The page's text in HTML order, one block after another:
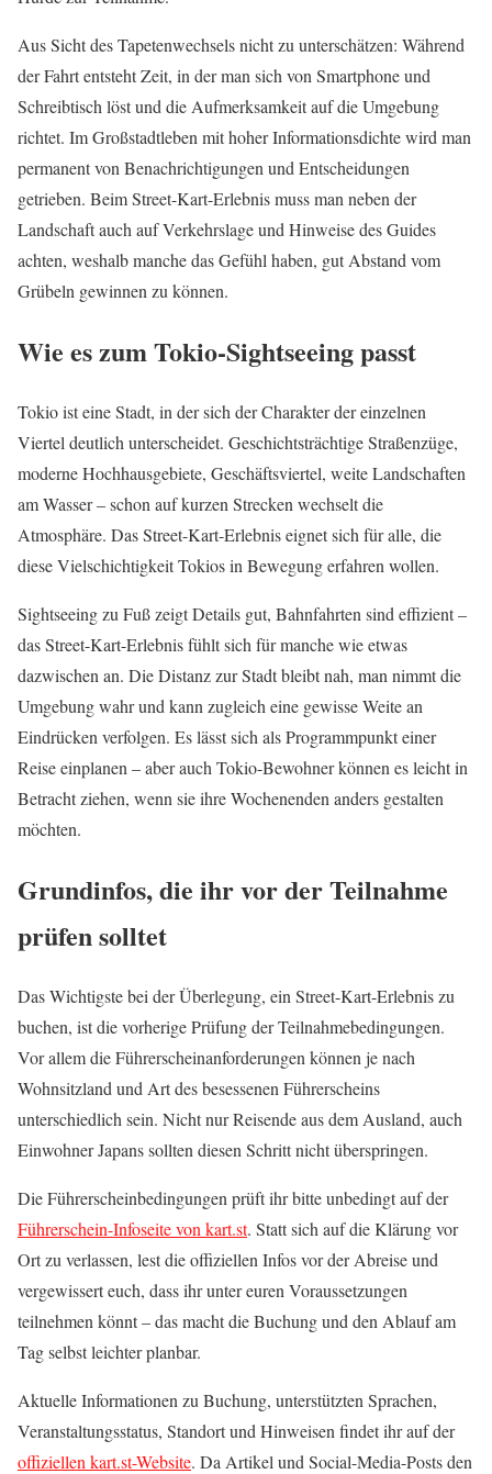
Aus Sicht des Tapetenwechsels nicht zu unterschätzen: Während
der Fahrt entsteht Zeit, in der man sich von Smartphone und
Schreibtisch löst und die Aufmerksamkeit auf die Umgebung
richtet. Im Großstadtleben mit hoher Informationsdichte wird man
permanent von Benachrichtigungen und Entscheidungen
getrieben. Beim Street-Kart-Erlebnis muss man neben der
Landschaft auch auf Verkehrslage und Hinweise des Guides
achten, weshalb manche das Gefühl haben, gut Abstand vom
Grübeln gewinnen zu können.
Wie es zum Tokio-Sightseeing passt
Tokio ist eine Stadt, in der sich der Charakter der einzelnen
Viertel deutlich unterscheidet. Geschichtsträchtige Straßenzüge,
moderne Hochhausgebiete, Geschäftsviertel, weite Landschaften
am Wasser – schon auf kurzen Strecken wechselt die
Atmosphäre. Das Street-Kart-Erlebnis eignet sich für alle, die
diese Vielschichtigkeit Tokios in Bewegung erfahren wollen.
Sightseeing zu Fuß zeigt Details gut, Bahnfahrten sind effizient –
das Street-Kart-Erlebnis fühlt sich für manche wie etwas
dazwischen an. Die Distanz zur Stadt bleibt nah, man nimmt die
Umgebung wahr und kann zugleich eine gewisse Weite an
Eindrücken verfolgen. Es lässt sich als Programmpunkt einer
Reise einplanen – aber auch Tokio-Bewohner können es leicht in
Betracht ziehen, wenn sie ihre Wochenenden anders gestalten
möchten.
Grundinfos, die ihr vor der Teilnahme
prüfen solltet
Das Wichtigste bei der Überlegung, ein Street-Kart-Erlebnis zu
buchen, ist die vorherige Prüfung der Teilnahmebedingungen.
Vor allem die Führerscheinanforderungen können je nach
Wohnsitzland und Art des besessenen Führerscheins
unterschiedlich sein. Nicht nur Reisende aus dem Ausland, auch
Einwohner Japans sollten diesen Schritt nicht überspringen.
Die Führerscheinbedingungen prüft ihr bitte unbedingt auf der
Führerschein-Infoseite von kart.st. Statt sich auf die Klärung vor
Ort zu verlassen, lest die offiziellen Infos vor der Abreise und
vergewissert euch, dass ihr unter euren Voraussetzungen
teilnehmen könnt – das macht die Buchung und den Ablauf am
Tag selbst leichter planbar.
Aktuelle Informationen zu Buchung, unterstützten Sprachen,
Veranstaltungsstatus, Standort und Hinweisen findet ihr auf der
offiziellen kart.st-Website. Da Artikel und Social-Media-Posts den